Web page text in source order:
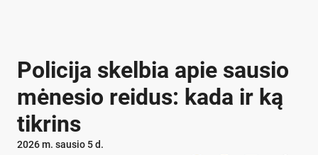
Policija skelbia apie sausio
mėnesio reidus: kada ir ką
tikrins
2026 m. sausio 5 d.